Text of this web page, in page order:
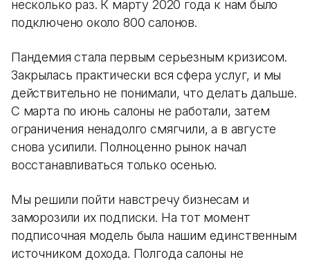
несколько раз. К марту 2020 года к нам было
подключено около 800 салонов.
Пандемия стала первым серьезным кризисом.
Закрылась практически вся сфера услуг, и мы
действительно не понимали, что делать дальше.
С марта по июнь салоны не работали, затем
ограничения ненадолго смягчили, а в августе
снова усилили. Полноценно рынок начал
восстанавливаться только осенью.
Мы решили пойти навстречу бизнесам и
заморозили их подписки. На тот момент
подписочная модель была нашим единственным
источником дохода. Полгода салоны не